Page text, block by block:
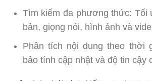
Tìm kiếm đa phương thức: Tối
bản, giọng nói, hình ảnh và
Phân tích nội dung theo thời
bảo tính cập nhật và độ tin cậy